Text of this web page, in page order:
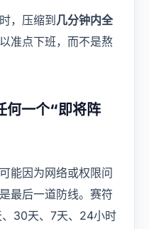
，压缩到 几分钟内全
准点下班，而不是熬
何一个“即将阵
能因为网络或权限问
最后一道防线。赛符
30天、7天、24小时